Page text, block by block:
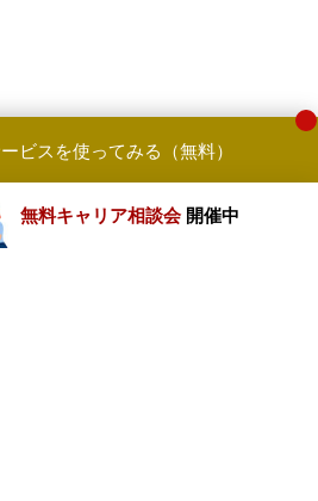
ビスを使ってみる（無料）
無料キャリア相談会 開催中